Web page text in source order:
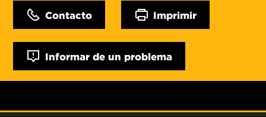
Contacto Imprimir
Informar de un problema